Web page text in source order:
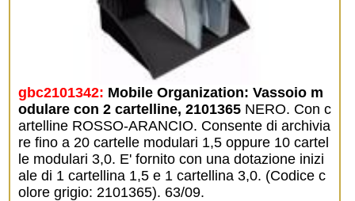
gbc2101342: Mobile Organization: Vassoio m
odulare con 2 cartelline, 2101365 NERO. Con c
artelline ROSSO-ARANCIO. Consente di archivia
re fino a 20 cartelle modulari 1,5 oppure 10 cartel
le modulari 3,0. E' fornito con una dotazione inizi
ale di 1 cartellina 1,5 e 1 cartellina 3,0. (Codice c
olore grigio: 2101365). 63/09.